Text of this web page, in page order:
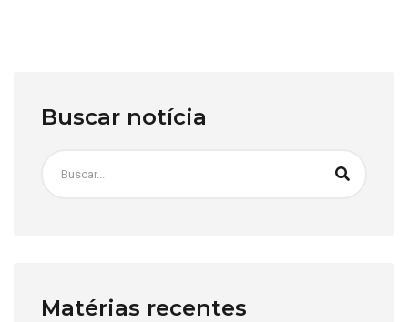
Buscar notícia
Matérias recentes